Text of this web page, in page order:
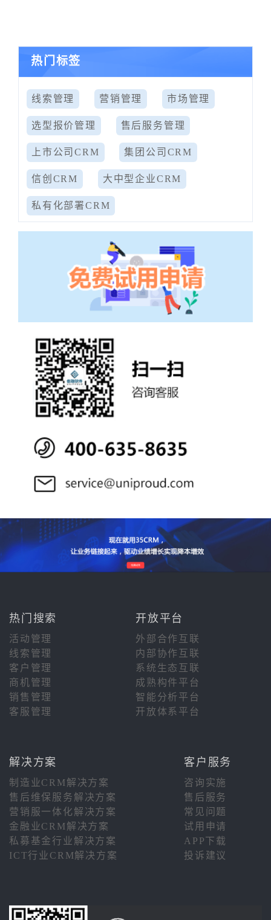
热门标签
线索管理 营销管理 市场管理
选型报价管理 售后服务管理
上市公司CRM 集团公司CRM
信创CRM 大中型企业CRM
私有化部署CRM
热门搜索 开放平台
活动管理
外部合作互联
线索管理
内部协作互联
客户管理
系统生态互联
商机管理
成熟构件平台
销售管理
智能分析平台
客服管理
开放体系平台
解决方案 客户服务
制造业CRM解决方案
咨询实施
售后维保服务解决方案
售后服务
营销服一体化解决方案
常见问题
金融业CRM解决方案
试用申请
私募基金行业解决方案
APP下载
ICT行业CRM解决方案
投诉建议